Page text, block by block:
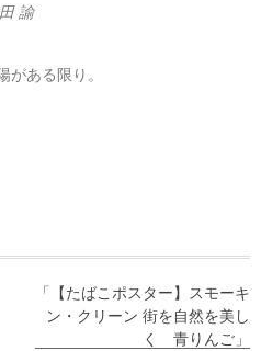
諭
ある限り。
「【たばこポスター】スモーキ
ン・クリーン 街を自然を美し
く 青りんご」